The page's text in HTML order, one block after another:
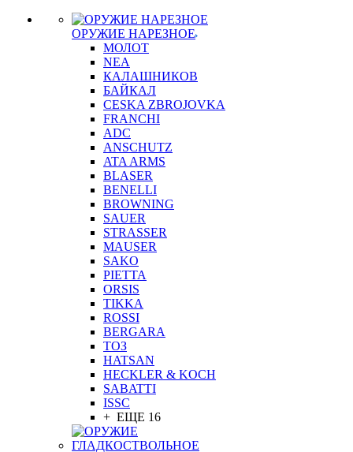
ОРУЖИЕ НАРЕЗНОЕ
МОЛОТ
NEA
КАЛАШНИКОВ
БАЙКАЛ
CESKA ZBROJOVKA
FRANCHI
ADC
ANSCHUTZ
ATA ARMS
BLASER
BENELLI
BROWNING
SAUER
STRASSER
MAUSER
SAKO
PIETTA
ORSIS
TIKKA
ROSSI
BERGARA
ТОЗ
HATSAN
HECKLER & KOCH
SABATTI
ISSC
+ ЕЩЕ 16